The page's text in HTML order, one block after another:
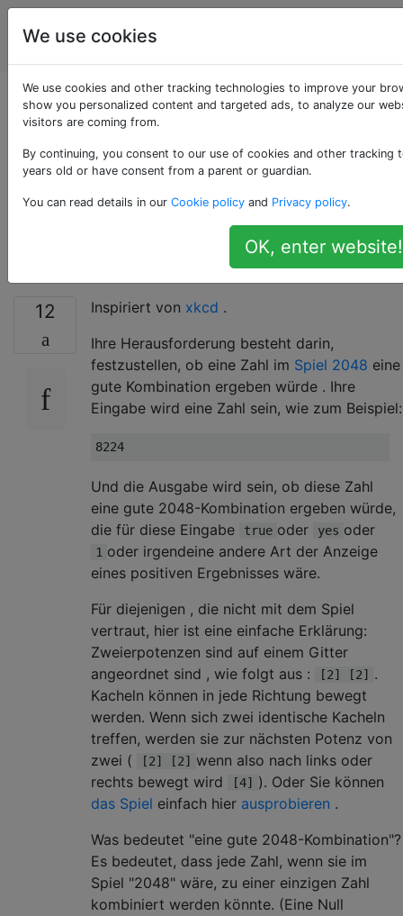
Programmierrätsel
& Code Golf
Würde diese Zahl
eine gute 2048-
Kombination
12 Inspiriert von xkcd .
Ihre Herausforderung besteht darin,
festzustellen, ob eine Zahl im Spiel 2048 eine
gute Kombination ergeben würde . Ihre
Eingabe wird eine Zahl sein, wie zum Beispiel:
Und die Ausgabe wird sein, ob diese Zahl
eine gute 2048-Kombination ergeben würde,
die für diese Eingabe
true oder yes oder
1 oder irgendeine andere Art der Anzeige
eines positiven Ergebnisses wäre.
Für diejenigen , die nicht mit dem Spiel
vertraut, hier ist eine einfache Erklärung:
Zweierpotenzen sind auf einem Gitter
angeordnet sind , wie folgt aus :
[2] [2]
.
Kacheln können in jede Richtung bewegt
werden. Wenn sich zwei identische Kacheln
treffen, werden sie zur nächsten Potenz von
zwei (
[2] [2] wenn also nach links oder
rechts bewegt wird
[4]
). Oder Sie können
das Spiel einfach hier ausprobieren .
Was bedeutet "eine gute 2048-Kombination"?
Es bedeutet, dass jede Zahl, wenn sie im
Spiel "2048" wäre, zu einer einzigen Zahl
kombiniert werden könnte. (Eine Null
We use cookies
We use cookies and other tracking technologies to improve your
show you personalized content and targeted ads, to analyze our
visitors are coming from.
By continuing, you consent to our use of cookies and other tracking
years old or have consent from a parent or guardian.
You can read details in our Cookie policy and Privacy policy.
OK, enter website!